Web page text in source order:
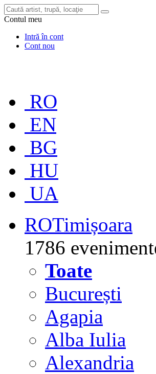
Contul meu
Intră în cont
Cont nou
RO
EN
BG
HU
UA
ROTimișoara
1786
Toate
București
Agapia
Alba Iulia
Alexandria